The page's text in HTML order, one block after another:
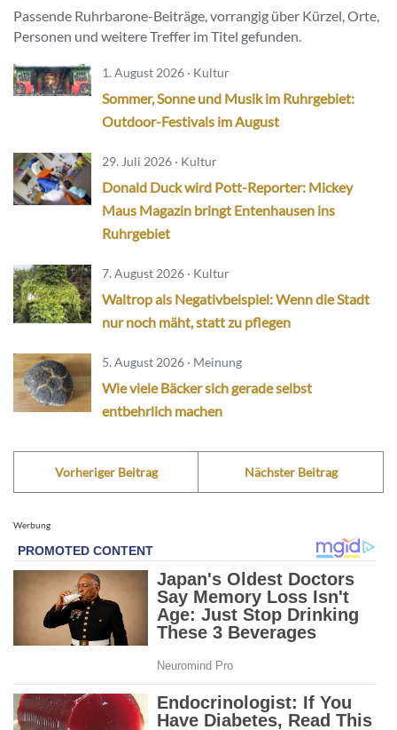
Passende Ruhrbarone-Beiträge, vorrangig über Kürzel, Orte,
Personen und weitere Treffer im Titel gefunden.
1. August 2026 · Kultur
Sommer, Sonne und Musik im Ruhrgebiet:
Outdoor-Festivals im August
29. Juli 2026 · Kultur
Donald Duck wird Pott-Reporter: Mickey
Maus Magazin bringt Entenhausen ins
Ruhrgebiet
7. August 2026 · Kultur
Waltrop als Negativbeispiel: Wenn die Stadt
nur noch mäht, statt zu pflegen
5. August 2026 · Meinung
Wie viele Bäcker sich gerade selbst
entbehrlich machen
Vorheriger Beitrag Nächster Beitrag
Werbung